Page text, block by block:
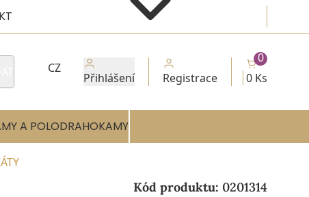
CZ
Přihlášení Registrace 0 Ks
0
A POLODRAHOKAMY
Kód produktu: 0201314